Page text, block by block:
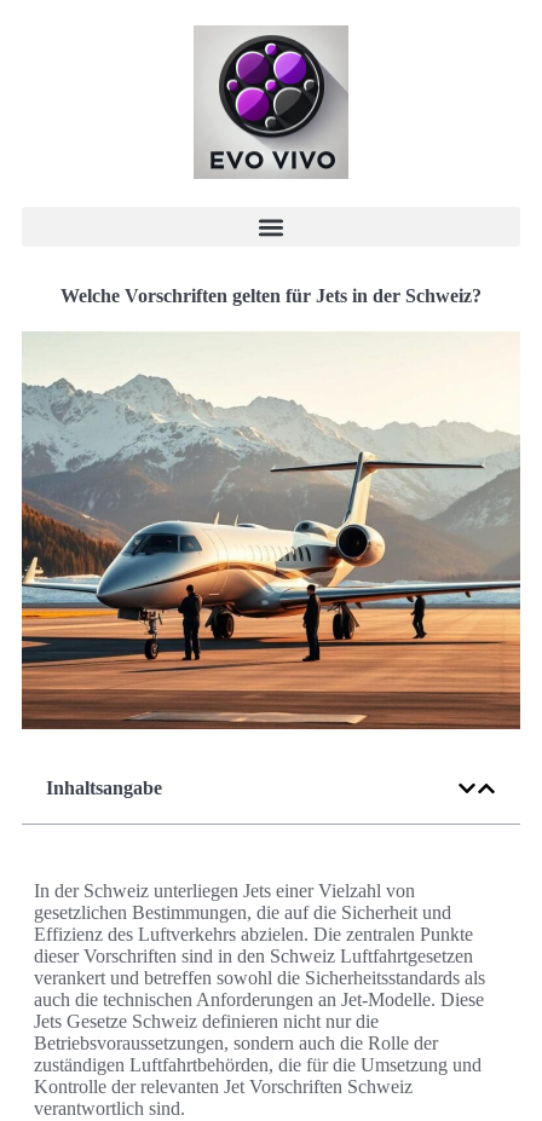
Welche Vorschriften gelten für Jets in der Schweiz?
Inhaltsangabe
In der Schweiz unterliegen Jets einer Vielzahl von
gesetzlichen Bestimmungen, die auf die Sicherheit und
Effizienz des Luftverkehrs abzielen. Die zentralen Punkte
dieser Vorschriften sind in den Schweiz Luftfahrtgesetzen
verankert und betreffen sowohl die Sicherheitsstandards als
auch die technischen Anforderungen an Jet-Modelle. Diese
Jets Gesetze Schweiz definieren nicht nur die
Betriebsvoraussetzungen, sondern auch die Rolle der
zuständigen Luftfahrtbehörden, die für die Umsetzung und
Kontrolle der relevanten Jet Vorschriften Schweiz
verantwortlich sind.